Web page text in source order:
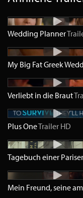
Wedding Planner
Verliebt in die Braut
Plus OneTrailer HD